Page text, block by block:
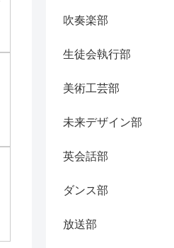
吹奏楽部
生徒会執行部
美術工芸部
未来デザイン部
英会話部
ダンス部
放送部